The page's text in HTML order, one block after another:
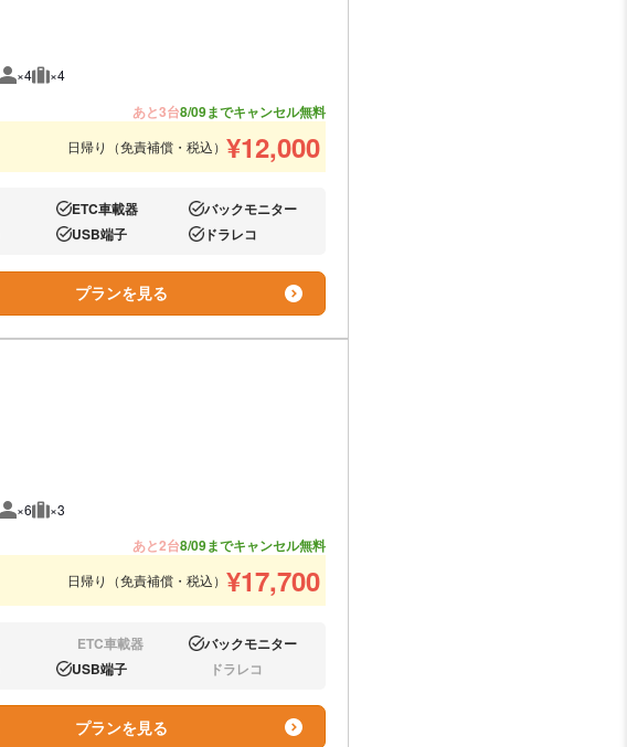
推奨人数
×4 推奨荷物
×4
あと3台8/09までキャンセル無料
日帰り（免責補償・税込） ¥12,000
あり:ETC車載器 あり:バックモニター
あり:USB端子 あり:ドラレコ
プランを見る
推奨人数
×6 推奨荷物
×3
あと2台8/09までキャンセル無料
日帰り（免責補償・税込） ¥17,700
なし:ETC車載器 あり:バックモニター
あり:USB端子 なし:ドラレコ
プランを見る